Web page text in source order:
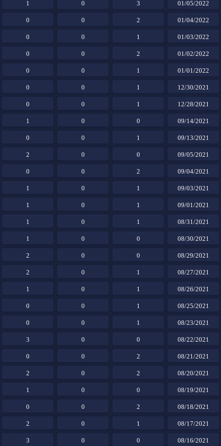
01/05/2022
3
0
1
01/04/2022
2
0
0
01/03/2022
1
0
0
01/02/2022
2
0
0
01/01/2022
1
0
0
12/30/2021
1
0
0
12/28/2021
1
0
0
09/14/2021
0
0
1
09/13/2021
1
0
0
09/05/2021
0
0
2
09/04/2021
2
0
0
09/03/2021
1
0
1
09/01/2021
1
0
1
08/31/2021
1
0
1
08/30/2021
0
0
1
08/29/2021
0
0
2
08/27/2021
1
0
2
08/26/2021
1
0
1
08/25/2021
1
0
0
08/23/2021
1
0
0
08/22/2021
0
0
3
08/21/2021
2
0
0
08/20/2021
2
0
2
08/19/2021
0
0
1
08/18/2021
2
0
0
08/17/2021
1
0
2
08/16/2021
0
0
3